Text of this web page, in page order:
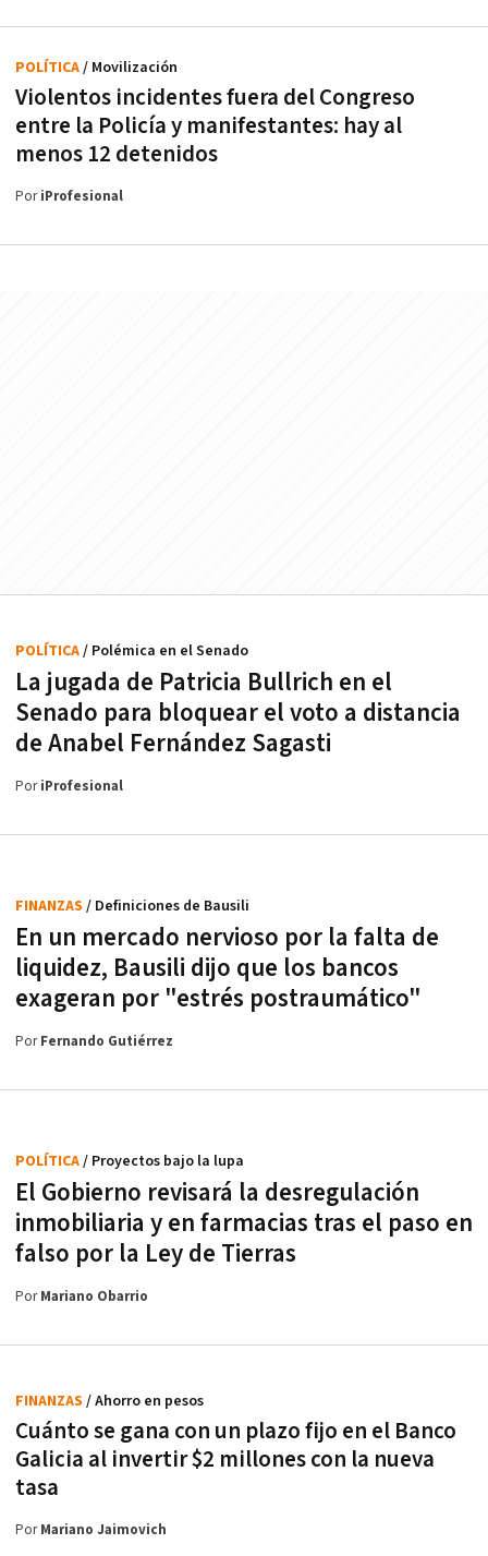
Violentos incidentes fuera del Congreso
entre la Policía y manifestantes: hay al
menos 12 detenidos
POLÍTICA/ Movilización
PoriProfesional
La jugada de Patricia Bullrich en el
Senado para bloquear el voto a distancia
de Anabel Fernández Sagasti
POLÍTICA/ Polémica en el Senado
PoriProfesional
En un mercado nervioso por la falta de
liquidez, Bausili dijo que los bancos
exageran por "estrés postraumático"
FINANZAS / Definiciones de Bausili
PorFernando Gutiérrez
El Gobierno revisará la desregulación
inmobiliaria y en farmacias tras el paso en
falso por la Ley de Tierras
POLÍTICA/ Proyectos bajo la lupa
PorMariano Obarrio
Cuánto se gana con un plazo fijo en el Banco
Galicia al invertir $2 millones con la nueva
tasa
FINANZAS / Ahorro en pesos
PorMariano Jaimovich